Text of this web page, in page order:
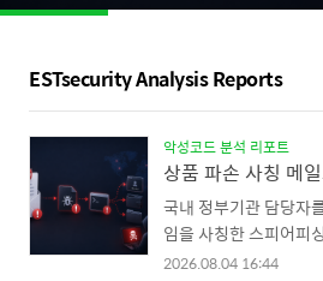
첨부하는 대신 외부 파일 공유 서비스 링
DLL파일이 함께 존재합니다. 감염이 완료
브라우저 자격 증명과 암호화폐 지갑 정
공격자 서버로 전송됩니다. 공격 개요 이번
메일은 온라인 거래 과정에서 흔히 발생하
파손 분쟁을 소재로 삼았습니다. 공격자
제품에서 심각한 손상이 발견되었다고
주장하면서, 개봉 과정과 파손 부위를 촬
자료를 준비했으니 확인해 달라고 요청
파일 용량이 크다는 이유를 들어 첨부 대신
ESTsecurity Analysis Reports
악성코드 분석 리포트
국내 정부기관 담당자
임을 사칭한 스피어피
해당 메일은 악성코드
2026.08.04 16:44